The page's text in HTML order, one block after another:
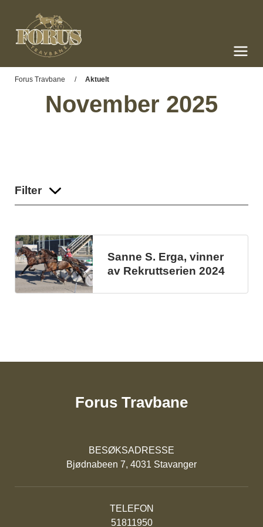
Forus Travbane Aktuelt
November 2025
Filter
Sanne S. Erga, vinner
av Rekruttserien 2024
Forus Travbane
BESØKSADRESSE
Bjødnabeen 7, 4031 Stavanger
TELEFON
51811950